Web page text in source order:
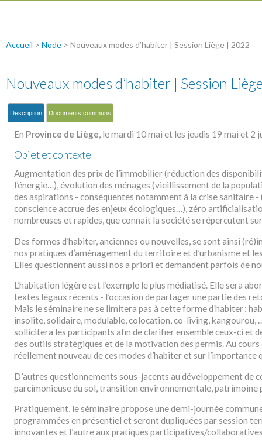
Accueil > Node > Nouveaux modes d’habiter | Session Liège | 2022
Nouveaux modes d’habiter | Session
Description Documents communs
En Province de Liège, le mardi 10 mai et les jeudis 19 mai et 2
Objet et contexte
Augmentation des prix de l’immobilier (réduction des
l’énergie…), évolution des ménages (vieillissement de la
des aspirations - conséquentes notamment à la crise sanitaire
conscience accrue des enjeux écologiques…), zéro
nombreuses et rapides, que connait la société se répercutent
Des formes d’habiter, anciennes ou nouvelles, se sont ainsi
nos pratiques d’aménagement du territoire et d’urbanisme et
Elles questionnent aussi nos a priori et demandent parfois de
L’habitation légère est l’exemple le plus médiatisé. Elle sera
textes légaux récents - l’occasion de partager une partie des
Mais le séminaire ne se limitera pas à cette forme d’habiter :
insolite, solidaire, modulable, colocation, co-living, kangourou,
sollicitera les participants afin de clarifier ensemble ceux-ci
des outils stratégiques et de la motivation des permis. Au
réellement nouveau de ces modes d’habiter et sur
D’autres questionnements sous-jacents au développement de
parcimonieuse du sol, transition environnementale,
Pratiquement, le séminaire propose une demi-journée
programmées en présentiel et seront dupliquées par session
innovantes et l’autre aux pratiques participatives/